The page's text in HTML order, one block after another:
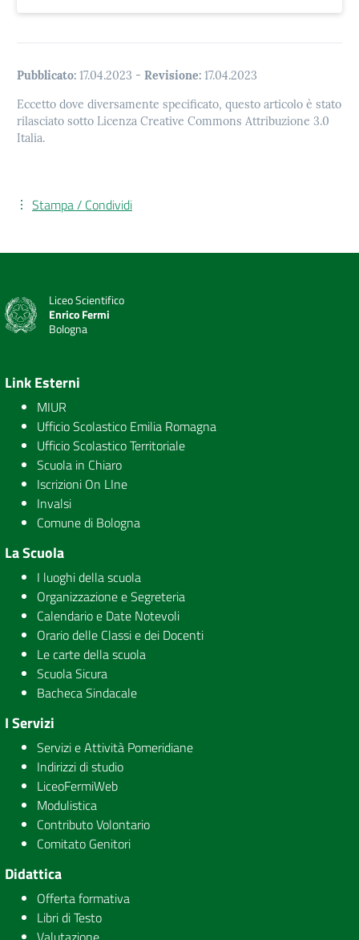
Pubblicato: 17.04.2023 - Revisione: 17.04.2023
Eccetto dove diversamente specificato, questo articolo è stato
rilasciato sotto Licenza Creative Commons Attribuzione 3.0
Italia.
Stampa / Condividi
Liceo Scientifico
Enrico Fermi
Bologna
Link Esterni
MIUR
Ufficio Scolastico Emilia Romagna
Ufficio Scolastico Territoriale
Scuola in Chiaro
Iscrizioni On LIne
Invalsi
Comune di Bologna
La Scuola
I luoghi della scuola
Organizzazione e Segreteria
Calendario e Date Notevoli
Orario delle Classi e dei Docenti
Le carte della scuola
Scuola Sicura
Bacheca Sindacale
I Servizi
Servizi e Attività Pomeridiane
Indirizzi di studio
LiceoFermiWeb
Modulistica
Contributo Volontario
Comitato Genitori
Didattica
Offerta formativa
Libri di Testo